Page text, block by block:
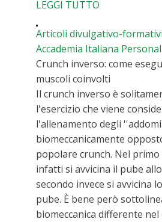
LEGGI TUTTO
Articoli divulgativo-formativi
Accademia Italiana
Crunch inverso: come
muscoli coinvolti
Il crunch inverso è
l'esercizio che viene
l'allenamento degli
biomeccanicamente
popolare crunch. Nel primo
infatti si avvicina il pube
secondo invece si avvicina
pube. È bene però
biomeccanica differente nel